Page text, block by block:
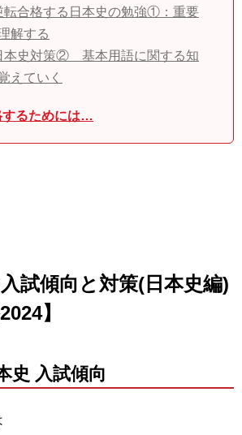
転合格する日本史の勉強①：重要
解する
本史対策② 基本用語に関する知
えていく
するためには…
試傾向と対策(日本史編)
】
史 入試傾向